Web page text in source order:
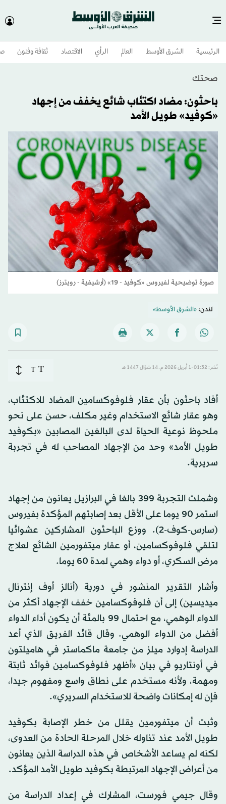
الرئيسية الشرق الأوسط​ العالم الرأي الاقتصاد ثقافة وفنون
صحتك
باحثون: مضاد اكتئاب شائع يخفف من إجهاد
«كوفيد» طويل الأمد
صورة توضيحية لفيروس «كوفيد - 19» (أرشيفية - رويترز)
لندن:«الشرق الأوسط»
نُشر: 01:32-1 أبريل 2026 م ـ 14 شوّال 1447 هـ T
T
أفاد باحثون بأن عقار فلوفوكسامين المضاد للاكتئاب،
وهو عقار شائع الاستخدام وغير مكلف، حسن على نحو
ملحوظ نوعية الحياة لدى البالغين المصابين «بكوفيد
طويل الأمد» وحد من الإجهاد المصاحب له في تجربة
سريرية.
وشملت التجربة 399 بالغا في البرازيل يعانون من إجهاد
استمر 90 يوما على الأقل بعد إصابتهم المؤكدة بفيروس
(سارس-كوف-2). ووزع الباحثون المشاركين عشوائيا
لتلقي فلوفوكسامين، أو عقار ميتفورمين الشائع لعلاج
مرض السكري، أو دواء وهمي لمدة 60 يوما.
وأشار التقرير المنشور في دورية (أنالز أوف إنترنال
ميديسين) إلى أن فلوفوكسامين خفف الإجهاد أكثر من
الدواء الوهمي، مع احتمال 99 بالمئة أن يكون أداء الدواء
أفضل من الدواء الوهمي. وقال قائد الفريق الذي أعد
الدراسة إدوارد ميلز من جامعة ماكماستر في هاميلتون
في أونتاريو في بيان «أظهر فلوفوكسامين فوائد ثابتة
ومهمة، ولأنه مستخدم على نطاق واسع ومفهوم جيدا،
فإن له إمكانات واضحة للاستخدام السريري».
وثبت أن ميتفورمين يقلل من خطر الإصابة بكوفيد
طويل الأمد عند تناوله خلال المرحلة الحادة من العدوى،
لكنه لم يساعد الأشخاص في هذه الدراسة الذين يعانون
من أعراض الإجهاد المرتبطة بكوفيد طويل الأمد المؤكد.
وقال جيمي فورست، المشارك في إعداد الدراسة من